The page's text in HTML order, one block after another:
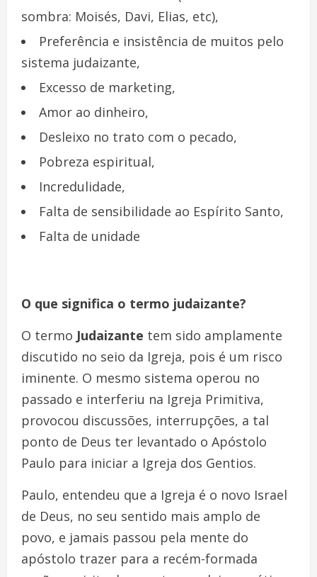
sombra: Moisés, Davi, Elias, etc),
Preferência e insistência de muitos pelo
sistema judaizante,
Excesso de marketing,
Amor ao dinheiro,
Desleixo no trato com o pecado,
Pobreza espiritual,
Incredulidade,
Falta de sensibilidade ao Espírito Santo,
Falta de unidade
O que significa o termo judaizante?
O termo Judaizante tem sido amplamente
discutido no seio da Igreja, pois é um risco
iminente. O mesmo sistema operou no
passado e interferiu na Igreja Primitiva,
provocou discussões, interrupções, a tal
ponto de Deus ter levantado o Apóstolo
Paulo para iniciar a Igreja dos Gentios.
Paulo, entendeu que a Igreja é o novo Israel
de Deus, no seu sentido mais amplo de
povo, e jamais passou pela mente do
apóstolo trazer para a recém-formada